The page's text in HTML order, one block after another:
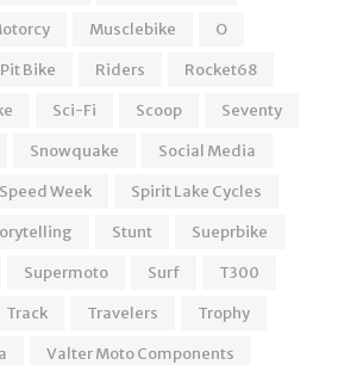
Musclebike
O
Pit Bike Riders
Rocket68
Sci-Fi Scoop
Seventy
Snowquake
Social Media
Speed Week
Spirit Lake Cycles
Stunt
Sueprbike
Supermoto Surf
T300
Track Travelers
Trophy
Valter Moto Components